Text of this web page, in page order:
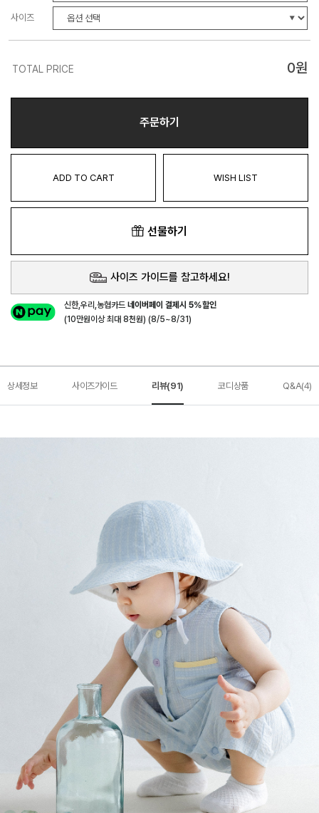
사이즈
TOTAL PRICE 0원
주문하기
ADD TO CART WISH LIST
선물하기
사이즈 가이드를 참고하세요!
신한,우리,농협카드네이버페이 결제시 5%할인
(10만원이상 최대 8천원) (8/5~8/31)
상세정보 사이즈가이드 리뷰(91) 코디상품 Q&A(4)